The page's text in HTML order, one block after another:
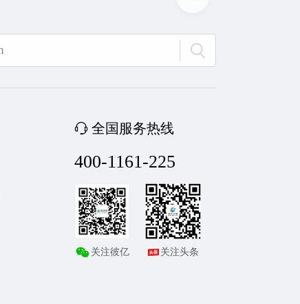
全国服务热线
400-1161-225
关注彼亿 关注头条